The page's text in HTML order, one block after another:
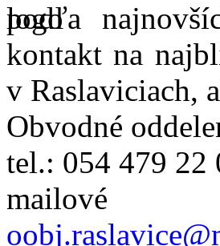
podľa
kontakt na
v Raslaviciach,
Obvodné
tel.: 054 479 22